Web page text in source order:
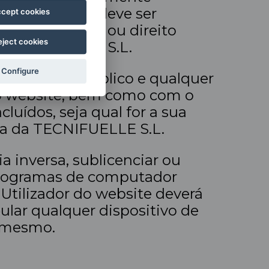
não deve ser
de utilização ou direito
S.L.
ao público e qualquer
bem como com o
seja qual for a sua
TECNIFUELLE S.L.
inversa, sublicenciar ou
de computador
do website deverá
qualquer dispositivo de
cookies
cookies
Configure